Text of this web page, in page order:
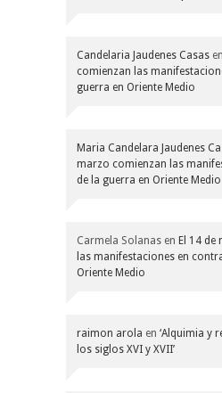
Candelaria Jaudenes Casas en
comienzan las
guerra en Oriente Medio
Maria Candelara Jaudenes
marzo comienzan las
de la guerra en Oriente Medio
Carmela Solanas en El 14 de
las manifestaciones en
Oriente Medio
raimon arola en ‘Alquimia y
los siglos XVI y XVII’